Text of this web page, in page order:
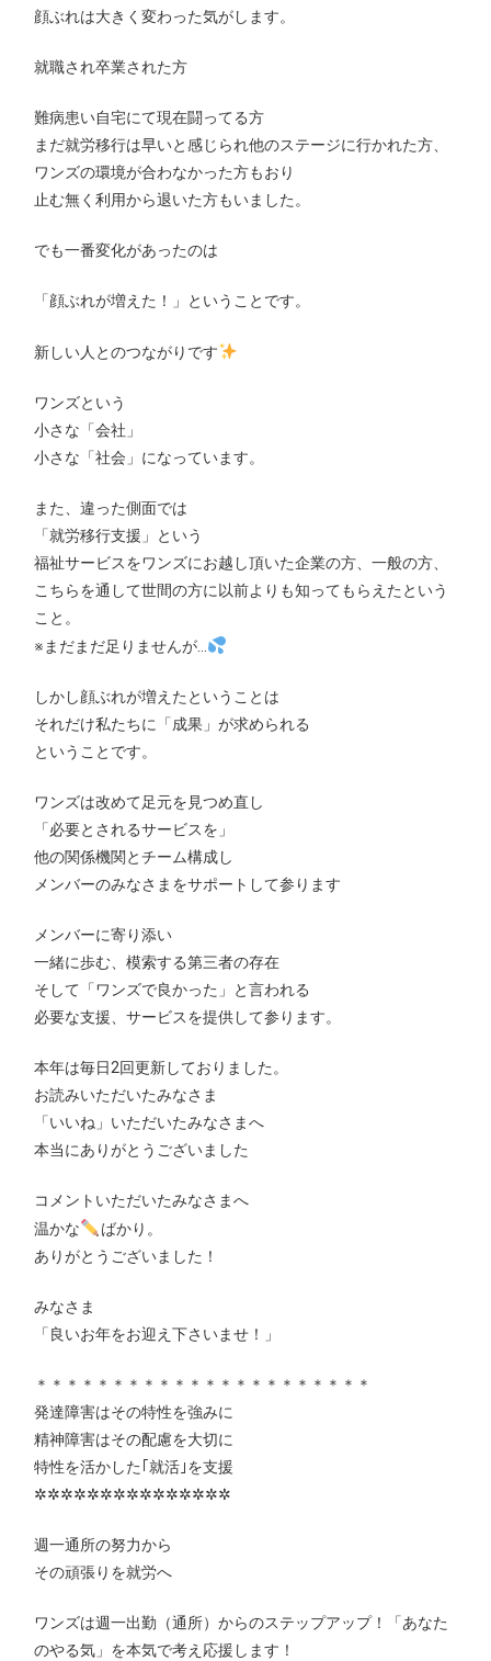
顔ぶれは大きく変わった気がします。
就職され卒業された方
難病患い自宅にて現在闘ってる方
まだ就労移行は早いと感じられ他のステージに行かれた方、
ワンズの環境が合わなかった方もおり
止む無く利用から退いた方もいました。
でも一番変化があったのは
「顔ぶれが増えた！」ということです。
新しい人とのつながりです
ワンズという
小さな「会社」
小さな「社会」になっています。
また、違った側面では
「就労移行支援」という
福祉サービスをワンズにお越し頂いた企業の方、一般の方、
こちらを通して世間の方に以前よりも知ってもらえたという
こと。
※まだまだ足りませんが…
しかし顔ぶれが増えたということは
それだけ私たちに「成果」が求められる
ということです。
ワンズは改めて足元を見つめ直し
「必要とされるサービスを」
他の関係機関とチーム構成し
メンバーのみなさまをサポートして参ります
メンバーに寄り添い
一緒に歩む、模索する第三者の存在
そして「ワンズで良かった」と言われる
必要な支援、サービスを提供して参ります。
本年は毎日2回更新しておりました。
お読みいただいたみなさま
「いいね」いただいたみなさまへ
本当にありがとうございました
コメントいただいたみなさまへ
温かな
ばかり。
ありがとうございました！
みなさま
「良いお年をお迎え下さいませ！」
＊＊＊＊＊＊＊＊＊＊＊＊＊＊＊＊＊＊＊＊＊＊
発達障害はその特性を強みに
精神障害はその配慮を大切に
特性を活かした｢就活｣を支援
✲✲✲✲✲✲✲✲✲✲✲✲✲✲✲
週一通所の努力から
その頑張りを就労へ
ワンズは週一出勤（通所）からのステップアップ！「あなた
のやる気」を本気で考え応援します！